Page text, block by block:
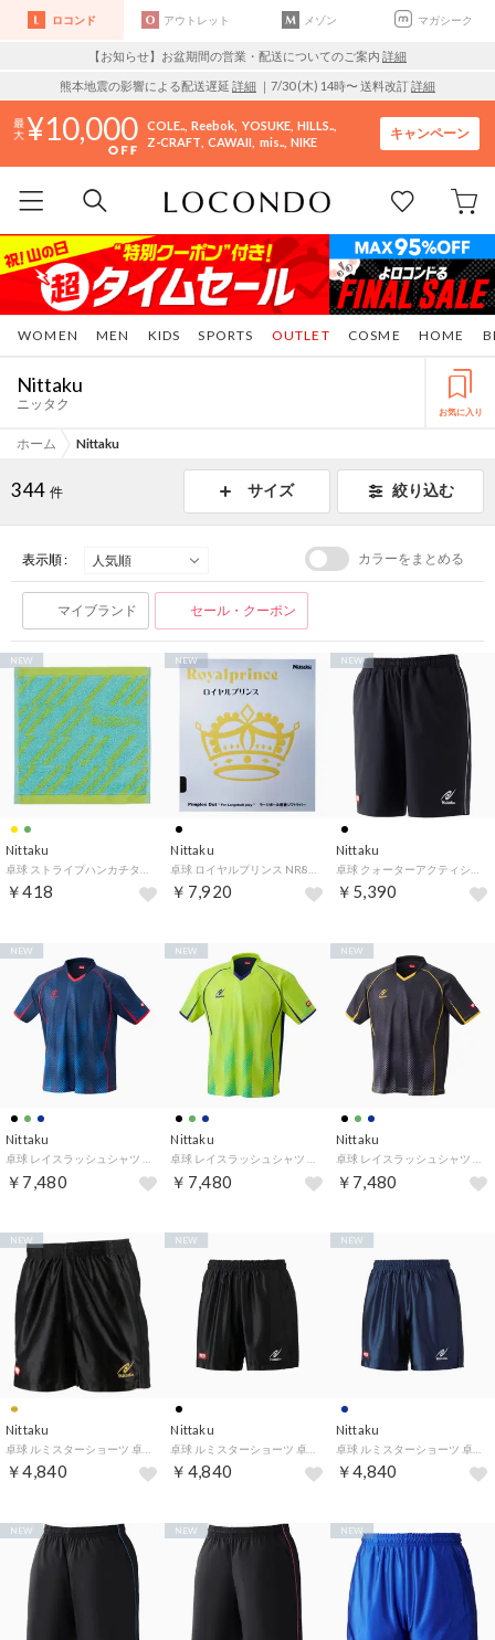
ロコンド アウトレット メゾン マガシーク
【お知らせ】お盆期間の営業・配送についてのご案内 詳細
熊本地震の影響による配送遅延 詳細 ｜7/30 (木) 14時〜 送料改訂詳細
10,000 COLE.. Reebok YOSUKE HILLS..
Z-CRAFT CAWAII mis.. NIKE
キャンペーン
WOMEN MEN KIDS SPORTS COSME HOME
OUTLET
Nittaku
ニッタク お気に入り
ホーム Nittaku
344 件 サイズ 絞り込む
表示順 : カラーをまとめる
マイブランド セール・クーポン
Nittaku
￥418
NEW
Nittaku
￥7,920
NEW
Nittaku
￥5,390
NEW
Nittaku
￥7,480
NEW
Nittaku
￥7,480
NEW
Nittaku
￥7,480
NEW
Nittaku
￥4,840
NEW
Nittaku
￥4,840
NEW
Nittaku
￥4,840
NEW
NEW NEW NEW